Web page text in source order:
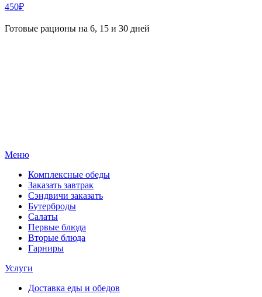
450₽
Готовые рационы на 6, 15 и 30 дней
Меню
Комплексные обеды
Заказать завтрак
Сэндвичи заказать
Бутерброды
Салаты
Первые блюда
Вторые блюда
Гарниры
Услуги
Доставка еды и обедов